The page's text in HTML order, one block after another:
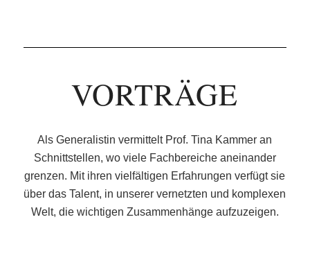
VORTRÄGE
Als Generalistin vermittelt Prof. Tina Kammer an
Schnittstellen, wo viele Fachbereiche aneinander
grenzen. Mit ihren vielfältigen Erfahrungen verfügt sie
über das Talent, in unserer vernetzten und komplexen
Welt, die wichtigen Zusammenhänge aufzuzeigen.